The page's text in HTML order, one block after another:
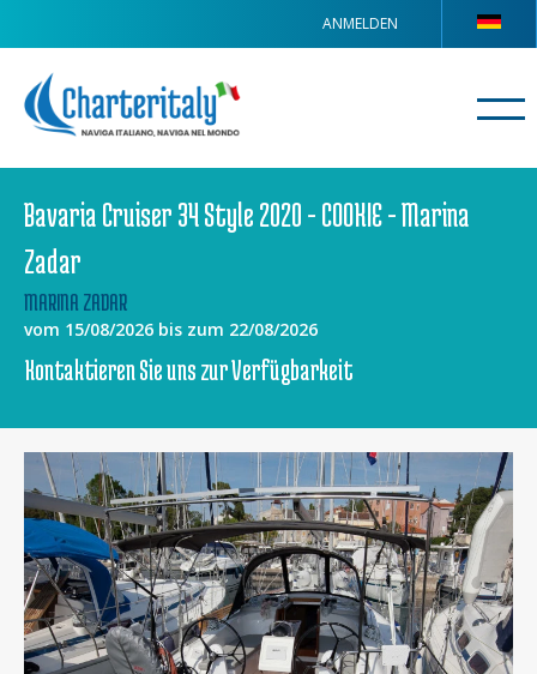
ANMELDEN
Bavaria Cruiser 34 Style 2020 - COOKIE - Marina
Zadar
MARINA ZADAR
vom 15/08/2026 bis zum 22/08/2026
Kontaktieren Sie uns zur Verfügbarkeit